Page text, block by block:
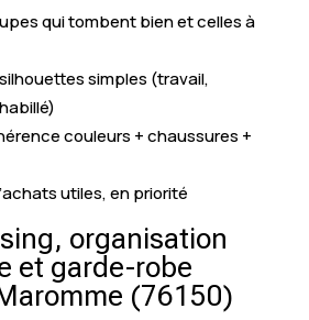
qui tombent bien et celles à
simples (travail,
couleurs + chaussures +
utiles, en priorité
organisation
et garde-robe
(76150)